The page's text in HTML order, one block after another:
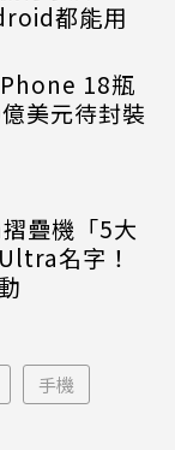
都能用
18瓶
美元待封裝
疊機「5大
名字！
手機